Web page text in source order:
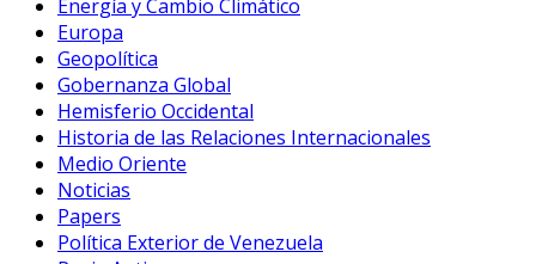
Energía y Cambio Climático
Europa
Geopolítica
Gobernanza Global
Hemisferio Occidental
Historia de las Relaciones Internacionales
Medio Oriente
Noticias
Papers
Política Exterior de Venezuela